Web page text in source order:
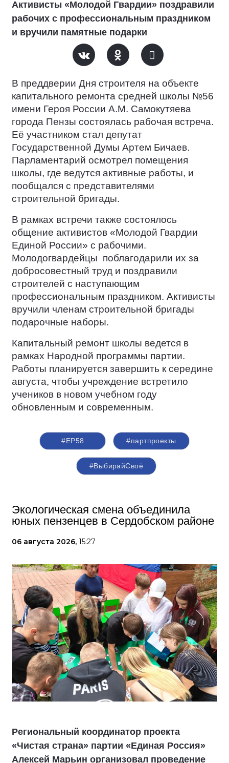
Активисты «Молодой Гвардии» поздравили
рабочих с профессиональным праздником
и вручили памятные подарки
В преддверии Дня строителя на объекте
капитального ремонта средней школы №56
имени Героя России А.М. Самокутяева
города Пензы состоялась рабочая встреча.
Её участником стал депутат
Государственной Думы Артем Бичаев.
Парламентарий осмотрел помещения
школы, где ведутся активные работы, и
пообщался с представителями
строительной бригады.
В рамках встречи также состоялось
общение активистов «Молодой Гвардии
Единой России» с рабочими.
Молодогвардейцы поблагодарили их за
добросовестный труд и поздравили
строителей с наступающим
профессиональным праздником. Активисты
вручили членам строительной бригады
подарочные наборы.
Капитальный ремонт школы ведется в
рамках Народной программы партии.
Работы планируется завершить к середине
августа, чтобы учреждение встретило
учеников в новом учебном году
обновленным и современным.
#ЕР58 #партпроекты
#ВыбирайСвоё
Экологическая смена объединила
юных пензенцев в Сердобском районе
06 августа 2026, 15:27
Региональный координатор проекта
«Чистая страна» партии «Единая Россия»
Алексей Марьин организовал проведение